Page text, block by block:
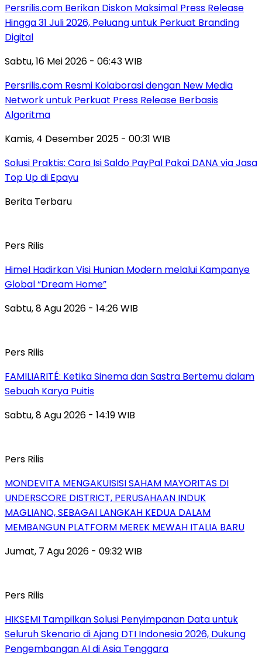
Persrilis.com Berikan Diskon Maksimal Press Release
Hingga 31 Juli 2026, Peluang untuk Perkuat Branding
Digital
Sabtu, 16 Mei 2026 - 06:43 WIB
Persrilis.com Resmi Kolaborasi dengan New Media
Network untuk Perkuat Press Release Berbasis
Algoritma
Kamis, 4 Desember 2025 - 00:31 WIB
Solusi Praktis: Cara Isi Saldo PayPal Pakai DANA via Jasa
Top Up di Epayu
Berita Terbaru
Pers Rilis
Himel Hadirkan Visi Hunian Modern melalui Kampanye
Global “Dream Home”
Sabtu, 8 Agu 2026 - 14:26 WIB
Pers Rilis
FAMILIARITÉ: Ketika Sinema dan Sastra Bertemu dalam
Sebuah Karya Puitis
Sabtu, 8 Agu 2026 - 14:19 WIB
Pers Rilis
MONDEVITA MENGAKUISISI SAHAM MAYORITAS DI
UNDERSCORE DISTRICT, PERUSAHAAN INDUK
MAGLIANO, SEBAGAI LANGKAH KEDUA DALAM
MEMBANGUN PLATFORM MEREK MEWAH ITALIA BARU
Jumat, 7 Agu 2026 - 09:32 WIB
Pers Rilis
HIKSEMI Tampilkan Solusi Penyimpanan Data untuk
Seluruh Skenario di Ajang DTI Indonesia 2026, Dukung
Pengembangan AI di Asia Tenggara